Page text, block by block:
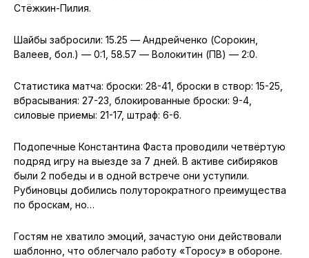
Стёжкин-Пилия.
Шайбы забросили: 15.25 — Андрейченко (Сорокин,
Валеев, бол.) — 0:1, 58.57 — Волокитин (ПВ) — 2:0.
Статистика матча: броски: 28-41, броски в створ: 15-25,
вбрасывания: 27-23, блокированные броски: 9-4,
силовые приемы: 21-17, штраф: 6-6.
Подопечные Константина Фаста проводили четвёртую
подряд игру на выезде за 7 дней. В активе сибиряков
были 2 победы и в одной встрече они уступили.
Рубиновцы добились полуторократного преимущества
по броскам, но…
Гостям не хватило эмоций, зачастую они действовали
шаблонно, что облегчало работу «Торосу» в обороне.